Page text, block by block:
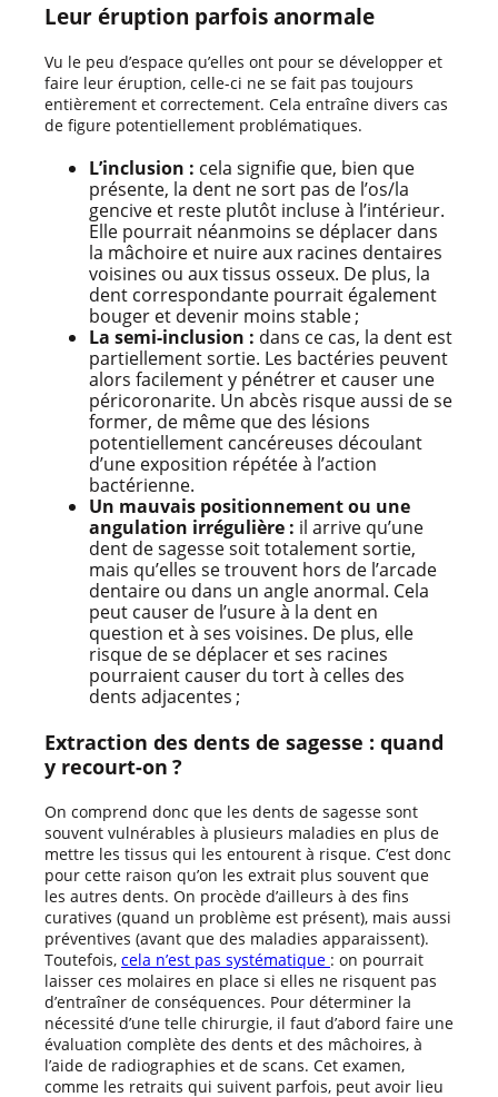
Leur éruption parfois anormale
Vu le peu d’espace qu’elles ont pour se développer et
faire leur éruption, celle-ci ne se fait pas toujours
entièrement et correctement. Cela entraîne divers cas
de figure potentiellement problématiques.
L’inclusion : cela signifie que, bien que
présente, la dent ne sort pas de l’os/la
gencive et reste plutôt incluse à l’intérieur.
Elle pourrait néanmoins se déplacer dans
la mâchoire et nuire aux racines dentaires
voisines ou aux tissus osseux. De plus, la
dent correspondante pourrait également
bouger et devenir moins stable ;
La semi-inclusion : dans ce cas, la dent est
partiellement sortie. Les bactéries peuvent
alors facilement y pénétrer et causer une
péricoronarite. Un abcès risque aussi de se
former, de même que des lésions
potentiellement cancéreuses découlant
d’une exposition répétée à l’action
bactérienne.
Un mauvais positionnement ou une
angulation irrégulière : il arrive qu’une
dent de sagesse soit totalement sortie,
mais qu’elles se trouvent hors de l’arcade
dentaire ou dans un angle anormal. Cela
peut causer de l’usure à la dent en
question et à ses voisines. De plus, elle
risque de se déplacer et ses racines
pourraient causer du tort à celles des
dents adjacentes ;
Extraction des dents de sagesse : quand
y recourt-on ?
On comprend donc que les dents de sagesse sont
souvent vulnérables à plusieurs maladies en plus de
mettre les tissus qui les entourent à risque. C’est donc
pour cette raison qu’on les extrait plus souvent que
les autres dents. On procède d’ailleurs à des fins
curatives (quand un problème est présent), mais aussi
préventives (avant que des maladies apparaissent).
Toutefois, cela n’est pas systématique : on pourrait
laisser ces molaires en place si elles ne risquent pas
d’entraîner de conséquences. Pour déterminer la
nécessité d’une telle chirurgie, il faut d’abord faire une
évaluation complète des dents et des mâchoires, à
l’aide de radiographies et de scans. Cet examen,
comme les retraits qui suivent parfois, peut avoir lieu